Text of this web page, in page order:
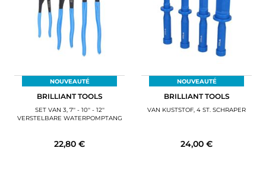
NOUVEAUTÉ
BRILLIANT TOOLS
SET VAN 3, 7'' - 10'' - 12''
VERSTELBARE WATERPOMPTANG
22,80 €
NOUVEAUTÉ
BRILLIANT TOOLS
VAN KUSTSTOF, 4 ST. SCHRAPER
24,00 €